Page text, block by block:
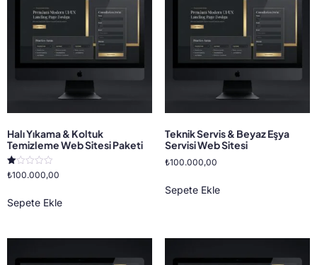
Halı Yıkama & Koltuk
Temizleme Web Sitesi Paketi
5
üzerinden
oy
aldı
₺100.000,00
Sepete Ekle
Teknik Servis & Beyaz Eşya
Servisi Web Sitesi
₺100.000,00
Sepete Ekle